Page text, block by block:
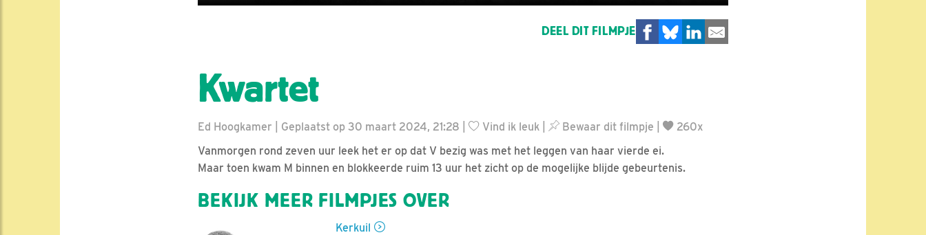
DEEL DIT FILMPJE
Kwartet
Ed Hoogkamer | Geplaatst op 30 maart 2024, 21:28 | Vind ik leuk Bewaar dit filmpje
260x
Vanmorgen rond zeven uur leek het er op dat V bezig was met het leggen van haar vierde ei.
Maar toen kwam M binnen en blokkeerde ruim 13 uur het zicht op de mogelijke blijde gebeurtenis.
BEKIJK MEER FILMPJES OVER
Kerkuil